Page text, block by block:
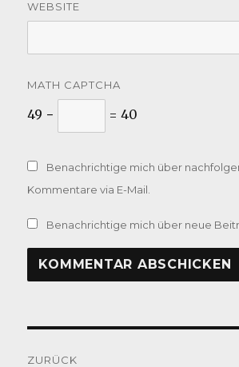
WEBSITE
MATH CAPTCHA
49 − = 40
Benachrichtige mich über
Kommentare via E-Mail.
Benachrichtige mich über neue
ZURÜCK